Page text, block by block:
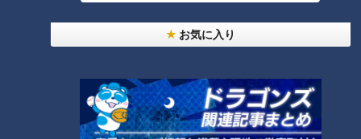
お気に入り
CBCテレビ『チャント！』マヂ学校に向かいます
かわって、『食農サイエンス系列』の野菜を育てている生徒た
ちを訪ねた二人。
この時期はメロン、トウモロコシ、ナシなどを栽培していて、